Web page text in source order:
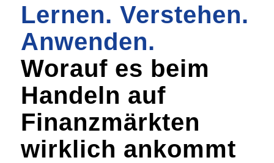
Lernen. Verstehen.
Anwenden.
Worauf es beim
Handeln auf
Finanzmärkten
wirklich ankommt